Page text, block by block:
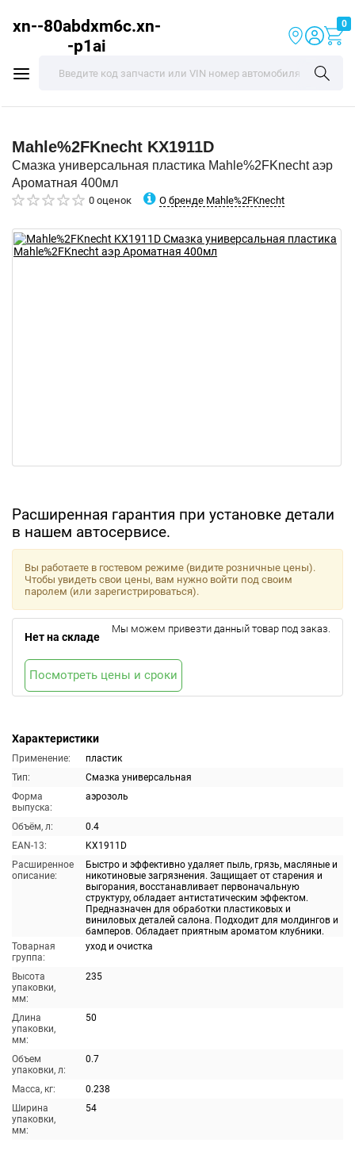
xn--80abdxm6c.xn-
-p1ai
0
Mahle%2FKnecht KX1911D
Смазка универсальная пластика Mahle%2FKnecht аэр
Ароматная 400мл
0 оценок О бренде Mahle%2FKnecht
Расширенная гарантия при установке детали
в нашем автосервисе.
Характеристики
Применение:
пластик
Тип:
Смазка универсальная
Форма
выпуска:
аэрозоль
Объём, л:
0.4
EAN-13:
KX1911D
Расширенное
описание:
Быстро и эффективно удаляет пыль, грязь, масляные и
никотиновые загрязнения. Защищает от старения и
выгорания, восстанавливает первоначальную
структуру, обладает антистатическим эффектом.
Предназначен для обработки пластиковых и
виниловых деталей салона. Подходит для молдингов и
бамперов. Обладает приятным ароматом клубники.
Товарная
группа:
уход и очистка
Высота
упаковки,
мм:
235
Длина
упаковки,
мм:
50
Объем
упаковки, л:
0.7
Масса, кг:
0.238
Ширина
упаковки,
мм:
54
Вы работаете в гостевом режиме (видите розничные цены).
Чтобы увидеть свои цены, вам нужно войти под своим
паролем (или зарегистрироваться).
Нет на складе
Мы можем привезти данный товар под заказ.
Посмотреть цены и сроки